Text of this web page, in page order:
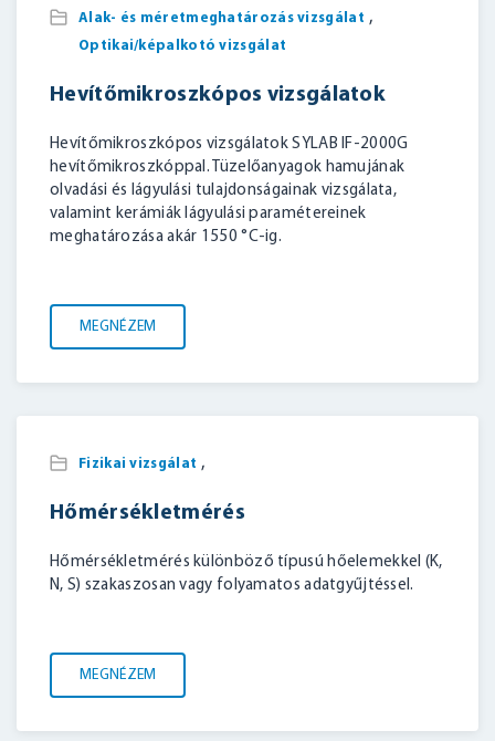
Alak- és méretmeghatározás vizsgálat ,
Optikai/képalkotó vizsgálat
Hevítőmikroszkópos vizsgálatok
Hevítőmikroszkópos vizsgálatok SYLAB IF-2000G
hevítőmikroszkóppal. Tüzelőanyagok hamujának
olvadási és lágyulási tulajdonságainak vizsgálata,
valamint kerámiák lágyulási paramétereinek
meghatározása akár 1550 °C-ig.
MEGNÉZEM
Fizikai vizsgálat ,
Hőmérsékletmérés
Hőmérsékletmérés különböző típusú hőelemekkel (K,
N, S) szakaszosan vagy folyamatos adatgyűjtéssel.
MEGNÉZEM